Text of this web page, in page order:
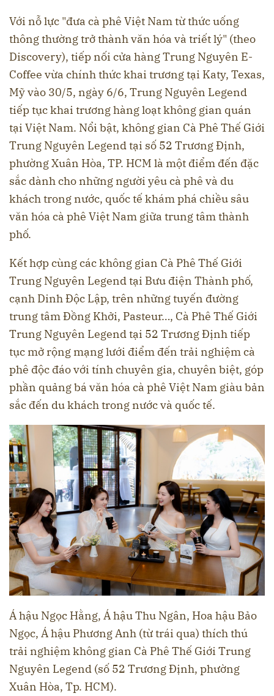
Với nỗ lực "đưa cà phê Việt Nam từ thức uống
thông thường trở thành văn hóa và triết lý" (theo
Discovery), tiếp nối cửa hàng Trung Nguyên E-
Coffee vừa chính thức khai trương tại Katy, Texas,
Mỹ vào 30/5, ngày 6/6, Trung Nguyên Legend
tiếp tục khai trương hàng loạt không gian quán
tại Việt Nam. Nổi bật, không gian Cà Phê Thế Giới
Trung Nguyên Legend tại số 52 Trương Định,
phường Xuân Hòa, TP. HCM là một điểm đến đặc
sắc dành cho những người yêu cà phê và du
khách trong nước, quốc tế khám phá chiều sâu
văn hóa cà phê Việt Nam giữa trung tâm thành
phố.
Kết hợp cùng các không gian Cà Phê Thế Giới
Trung Nguyên Legend tại Bưu điện Thành phố,
cạnh Dinh Độc Lập, trên những tuyến đường
trung tâm Đồng Khởi, Pasteur…, Cà Phê Thế Giới
Trung Nguyên Legend tại 52 Trương Định tiếp
tục mở rộng mạng lưới điểm đến trải nghiệm cà
phê độc đáo với tính chuyên gia, chuyên biệt, góp
phần quảng bá văn hóa cà phê Việt Nam giàu bản
sắc đến du khách trong nước và quốc tế.
Á hậu Ngọc Hằng, Á hậu Thu Ngân, Hoa hậu Bảo
Ngọc, Á hậu Phương Anh (từ trái qua) thích thú
trải nghiệm không gian Cà Phê Thế Giới Trung
Nguyên Legend (số 52 Trương Định, phường
Xuân Hòa, Tp. HCM).